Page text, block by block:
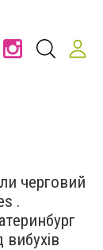
черговий
.
вибухів